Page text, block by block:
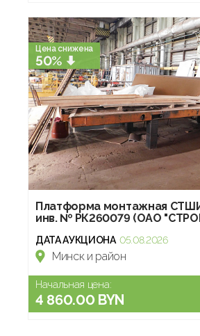
Цена снижена
50%
Платформа монтажная
инв. № РК260079 (ОАО
ДАТА АУКЦИОНА 05.08.2026
Минск и район
Начальная цена:
4 860.00 BYN